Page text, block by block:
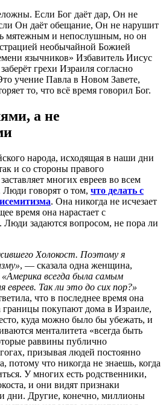
Если Бог даёт дар, Он не
Он даёт обещание, Он не нарушит
мятежным и непослушным, но он
необычайной Божией
язычников» Избавитель Иисус
грехи Израиля согласно
учение Павла в Новом Завете,
то, что всё время говорил Бог.
а не
народа, исходящая в наши дни
и со стороны правого
многих евреев во всем
Люди говорят о том, что делать с
. Она никогда не исчезает
время она нарастает с
задаются вопросом, не пора ли
Холокост. Поэтому я
, — сказала одна женщина,
«Америка всегда была самым
Так ли это до сих пор?»
что в последнее время она
границы покупают дома в Израиле,
куда можно было бы убежать, и
менталитета «всегда быть
раввины публично
призывая людей постоянно
потому что никогда не знаешь, когда
У многих есть родственники,
и они видят признаки
дни. Другие, конечно, миллионы